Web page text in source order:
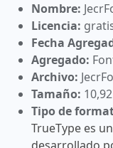
Nombre:
Licencia:
Fecha
Agregado:
Archivo:
Tamaño:
Tipo de
TrueType es